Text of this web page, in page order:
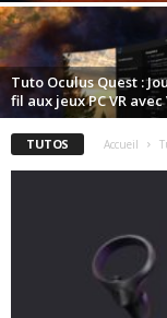
Tuto Oculus Quest :
fil aux jeux PC VR
TUTOS Accueil